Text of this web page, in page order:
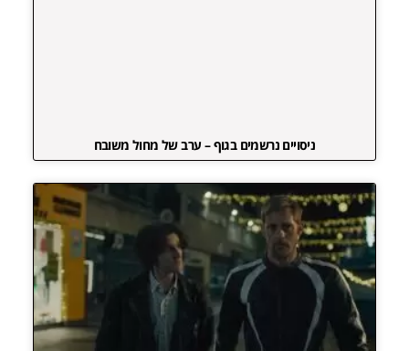
ניסויים נרשמים בגוף – ערב של מחול משובח